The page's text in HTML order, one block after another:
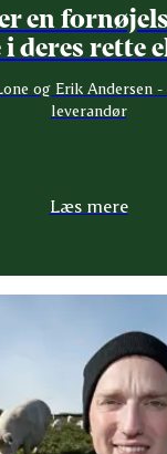
en
deres rette
og Erik Andersen
leverandør
Læs mere